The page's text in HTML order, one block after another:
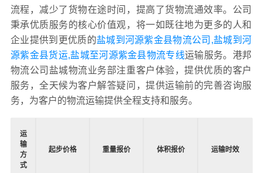
流程，减少了货物在途时间，提高了货物流通效率。公司
秉承优质服务的核心价值观，将一如既往地为更多的人和
企业提供到更优质的盐城到河源紫金县物流公司,盐城到河
源紫金县货运,盐城至河源紫金县物流专线运输服务。港邦
物流公司盐城物流业务部注重客户体验，提供优质的客户
服务，全天候为客户解答疑问，提供运输前的完善咨询服
务，为客户的物流运输提供全程支持和服务。
运
输
方
式
起步价格 重量报价 体积报价 运输时效